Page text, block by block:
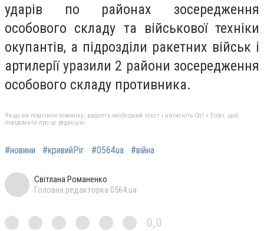
ударів по районах зосередження
особового складу та військової техніки
окупантів, а підрозділи ракетних військ і
артилерії уразили 2 райони зосередження
особового складу противника.
Якщо ви помітили помилку, виділіть необхідний текст і натисніть Ctrl + Enter, щоб
повідомити про це редакцію
#новини #кривийРіг #0564ua #війна
Світлана Романенко
Головна редакторка 0564.ua
0,0